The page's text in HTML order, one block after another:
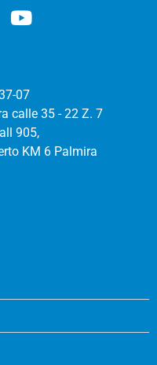
07
calle 35 - 22 Z. 7
905,
KM 6 Palmira